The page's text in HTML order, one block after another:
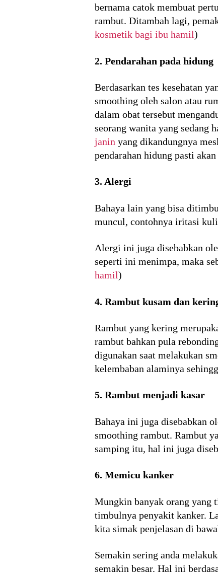
bernama catok membuat
rambut. Ditambah lagi,
kosmetik bagi ibu hamil)
2. Pendarahan pada hidung
Berdasarkan tes kesehatan
smoothing oleh salon atau
dalam obat tersebut
seorang wanita yang sedang
janin yang dikandungnya
pendarahan hidung pasti
3. Alergi
Bahaya lain yang bisa
muncul, contohnya iritasi
Alergi ini juga disebabkan
seperti ini menimpa, maka
hamil)
4. Rambut kusam dan
Rambut yang kering
rambut bahkan pula
digunakan saat melakukan
kelembaban alaminya
5. Rambut menjadi kasar
Bahaya ini juga disebabkan
smoothing rambut. Rambut
samping itu, hal ini juga
6. Memicu kanker
Mungkin banyak orang yang
timbulnya penyakit kanker.
kita simak penjelasan di
Semakin sering anda
semakin besar. Hal ini